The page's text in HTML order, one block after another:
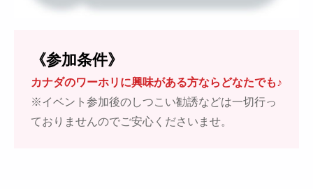
《参加条件》
カナダのワーホリに興味がある方ならどなたでも♪
※イベント参加後のしつこい勧誘などは一切行っ
ておりませんのでご安心くださいませ。